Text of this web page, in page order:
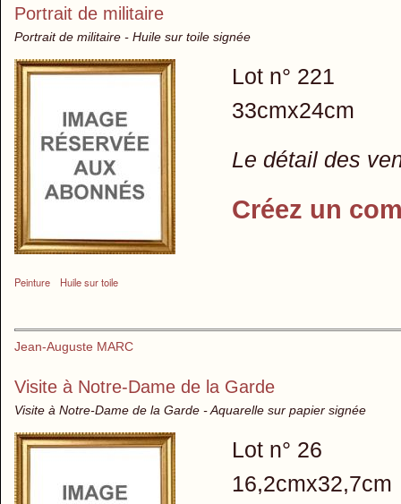
Portrait de militaire
Portrait de militaire - Huile sur toile signée
Peinture Huile sur toile
Lot n° 221
33cmx24cm
Le détail des
Créez un
Jean-Auguste MARC
Visite à Notre-Dame de la Garde
Visite à Notre-Dame de la Garde - Aquarelle sur papier signée
Lot n° 26
16,2cmx32,7cm